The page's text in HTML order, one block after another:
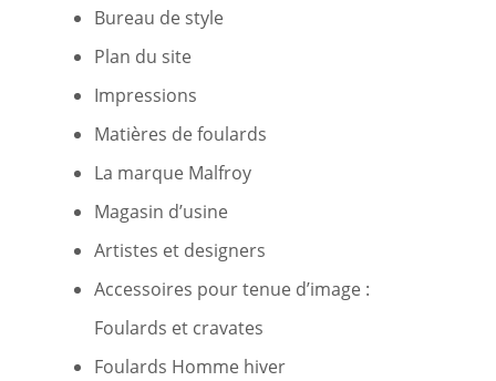
Bureau de style
Plan du site
Impressions
Matières de foulards
La marque Malfroy
Magasin d’usine
Artistes et designers
Accessoires pour tenue d’image :
Foulards et cravates
Foulards Homme hiver